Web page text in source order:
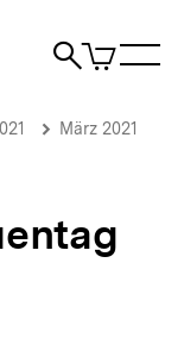
Suche
Artikel
im
März 2021